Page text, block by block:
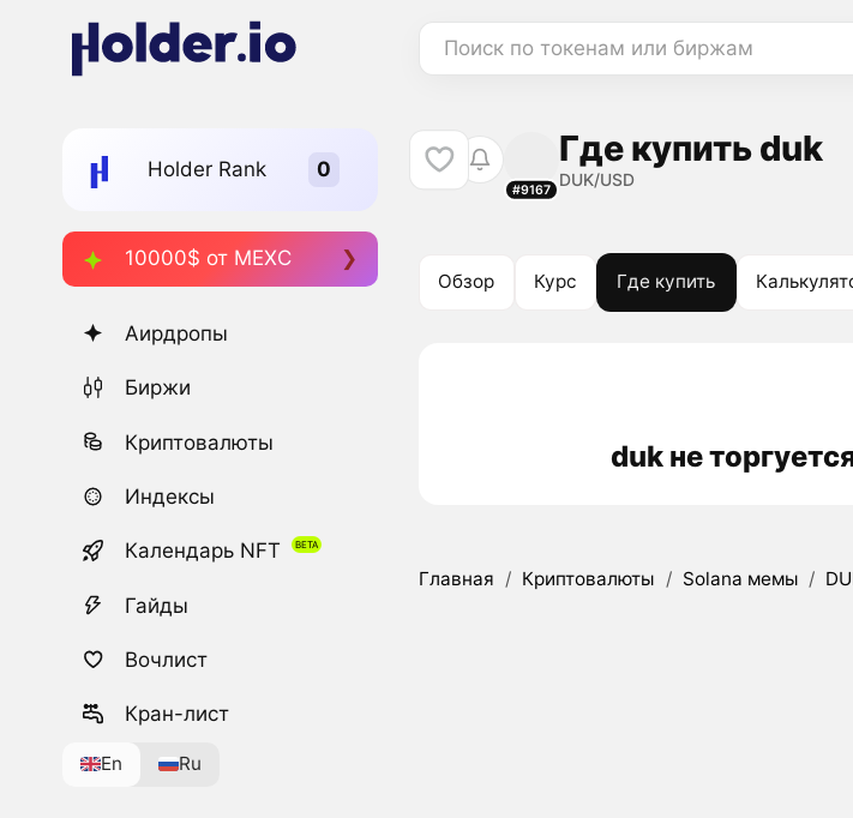
Поиск по токенам или биржам
Holder Rank
10000$ от MEXC
Аирдропы
Биржи
Криптовалюты
Индексы
Календарь NFT
Гайды
Вочлист
Кран-лист
En Ru
#9167
Где купить duk
DUK/USD
Обзор Курс Где купить
duk не
Главная / Криптовалюты / Solana мемы /